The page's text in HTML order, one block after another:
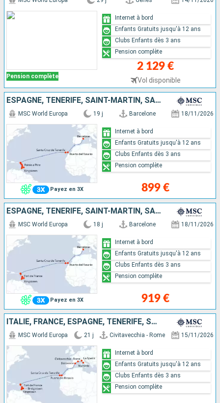
Pension complète
2 129 €
Vol disponible
Internet à bord
Enfants Gratuits jusqu'à 12 ans
Clubs Enfants dès 3 ans
Pension complète
ESPAGNE, TENERIFE, SAINT-MARTIN, SAINT-CHRISTOPHE-ET-NIÉVÈS, SAINT VINCENT-ET-LES-GRENADINES, BARBADE, GRENADE, MARTINIQUE, GUADELOUPE
Payez en 3X
MSC World Europa 19 j Barcelone 18/11/2026
899 €
Internet à bord
Enfants Gratuits jusqu'à 12 ans
Clubs Enfants dès 3 ans
Pension complète
ESPAGNE, TENERIFE, SAINT-MARTIN, SAINT-CHRISTOPHE-ET-NIÉVÈS, SAINT VINCENT-ET-LES-GRENADINES, BARBADE, GRENADE, MARTINIQUE
Payez en 3X
MSC World Europa 18 j Barcelone 18/11/2026
919 €
Internet à bord
Enfants Gratuits jusqu'à 12 ans
Clubs Enfants dès 3 ans
Pension complète
ITALIE, FRANCE, ESPAGNE, TENERIFE, SAINT-MARTIN, SAINT-CHRISTOPHE-ET-NIÉVÈS, SAINT VINCENT-ET-LES-GRENADINES, BARBADE, GRENADE, MARTINIQUE
MSC World Europa 21 j Civitavecchia - Rome 15/11/2026
Internet à bord
Enfants Gratuits jusqu'à 12 ans
Clubs Enfants dès 3 ans
Pension complète